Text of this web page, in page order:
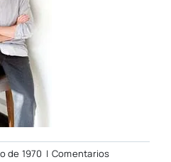
de 1970 | Comentarios